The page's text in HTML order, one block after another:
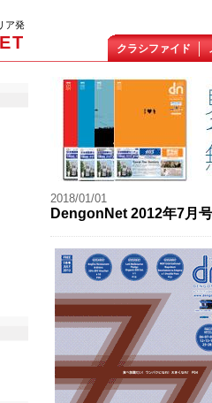
ア発
クラシファイド
2018/01/01
DengonNet 2012年7月